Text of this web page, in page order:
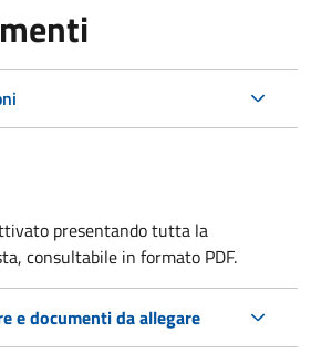
presentando tutta la
consultabile in formato PDF.
e documenti da allegare